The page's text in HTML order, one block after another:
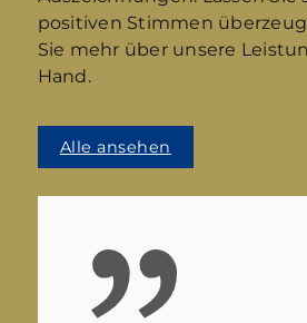
positiven Stimmen
Sie mehr über unsere
Hand.
Alle ansehen